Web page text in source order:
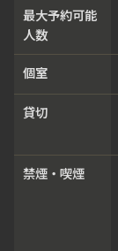
最大予約可能
人数
個室
貸切
禁煙・喫煙